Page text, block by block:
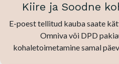
Kiire ja Soodne
E-poest tellitud kauba saate
Omniva või DPD
kohaletoimetamine samal